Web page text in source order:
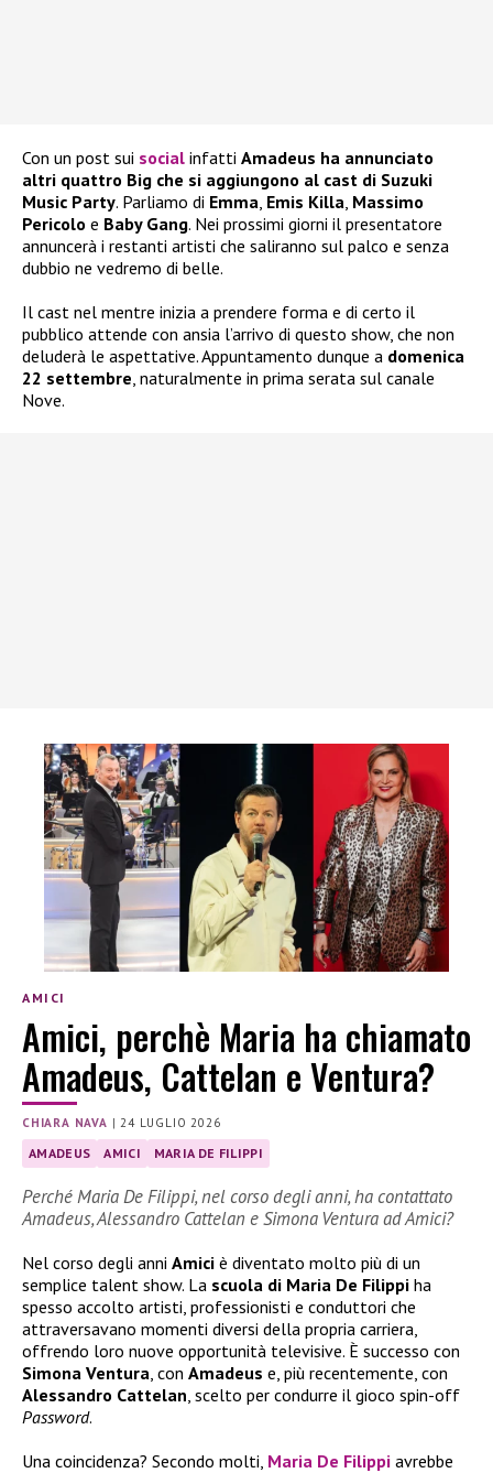
Con un post sui social infatti Amadeus ha annunciato
altri quattro Big che si aggiungono al cast di Suzuki
Music Party. Parliamo di Emma, Emis Killa, Massimo
Pericolo e Baby Gang. Nei prossimi giorni il presentatore
annuncerà i restanti artisti che saliranno sul palco e senza
dubbio ne vedremo di belle.
Il cast nel mentre inizia a prendere forma e di certo il
pubblico attende con ansia l’arrivo di questo show, che non
deluderà le aspettative. Appuntamento dunque a domenica
22 settembre, naturalmente in prima serata sul canale
Nove.
AMICI
Amici, perchè Maria ha chiamato
Amadeus, Cattelan e Ventura?
CHIARA NAVA | 24 LUGLIO 2026
AMADEUS AMICI MARIA DE FILIPPI
Perché Maria De Filippi, nel corso degli anni, ha contattato
Amadeus, Alessandro Cattelan e Simona Ventura ad Amici?
Nel corso degli anni Amici è diventato molto più di un
semplice talent show. La scuola di Maria De Filippi ha
spesso accolto artisti, professionisti e conduttori che
attraversavano momenti diversi della propria carriera,
offrendo loro nuove opportunità televisive. È successo con
Simona Ventura, con Amadeus e, più recentemente, con
Alessandro Cattelan, scelto per condurre il gioco spin-off
Password.
Una coincidenza? Secondo molti, Maria De Filippi avrebbe